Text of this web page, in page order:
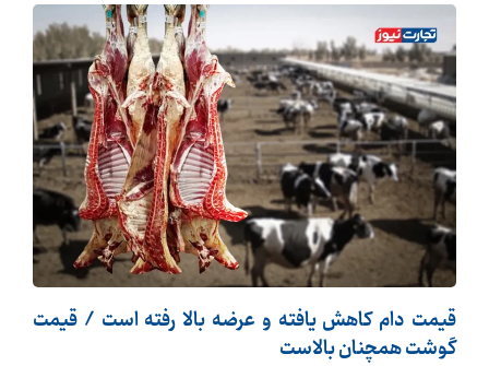
قیمت دام کاهش یافته و عرضه بالا رفته است / قیمت
گوشت همچنان بالاست